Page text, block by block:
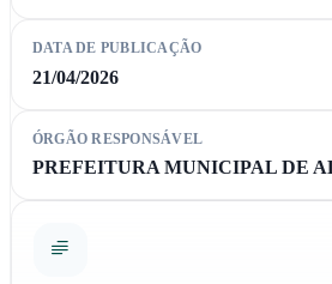
DATA DE PUBLICAÇÃO
21/04/2026
ÓRGÃO RESPONSÁVEL
PREFEITURA MUNICIPAL DE